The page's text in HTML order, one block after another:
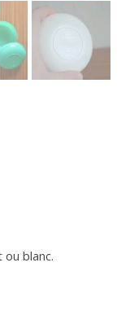
blanc.